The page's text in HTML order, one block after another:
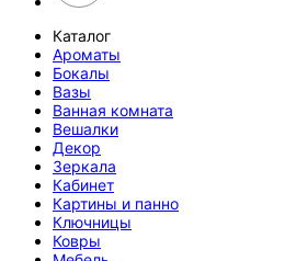
Каталог
Ароматы
Бокалы
Вазы
Ванная комната
Вешалки
Декор
Зеркала
Кабинет
Картины и панно
Ключницы
Ковры